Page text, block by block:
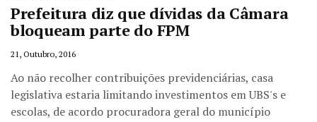
Prefeitura diz que dívidas da Câmara
bloqueam parte do FPM
21, Outubro, 2016
Ao não recolher contribuições previdenciárias, casa
legislativa estaria limitando investimentos em UBS's e
escolas, de acordo procuradora geral do município